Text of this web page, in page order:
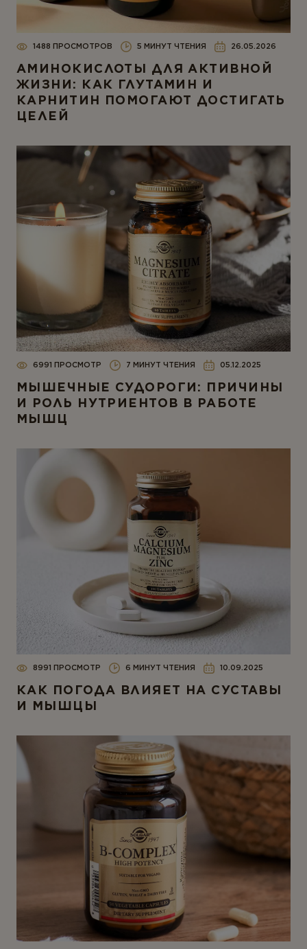
1488 ПРОСМОТРОВ 5 МИНУТ ЧТЕНИЯ 26.05.2026
АМИНОКИСЛОТЫ ДЛЯ АКТИВНОЙ
ЖИЗНИ: КАК ГЛУТАМИН И
КАРНИТИН ПОМОГАЮТ ДОСТИГАТЬ
ЦЕЛЕЙ
6991 ПРОСМОТР 7 МИНУТ ЧТЕНИЯ 05.12.2025
МЫШЕЧНЫЕ СУДОРОГИ: ПРИЧИНЫ
И РОЛЬ НУТРИЕНТОВ В РАБОТЕ
МЫШЦ
8991 ПРОСМОТР 6 МИНУТ ЧТЕНИЯ 10.09.2025
КАК ПОГОДА ВЛИЯЕТ НА СУСТАВЫ
И МЫШЦЫ